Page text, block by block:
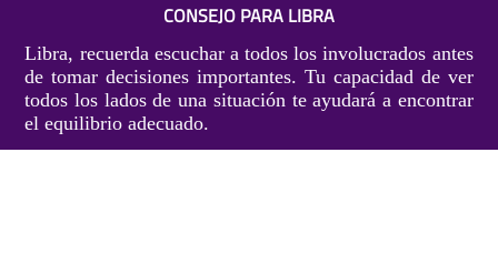
CONSEJO PARA LIBRA
Libra, recuerda escuchar a todos los involucrados antes
de tomar decisiones importantes. Tu capacidad de ver
todos los lados de una situación te ayudará a encontrar
el equilibrio adecuado.